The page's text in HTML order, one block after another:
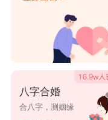
八字合婚
合八字，测姻缘